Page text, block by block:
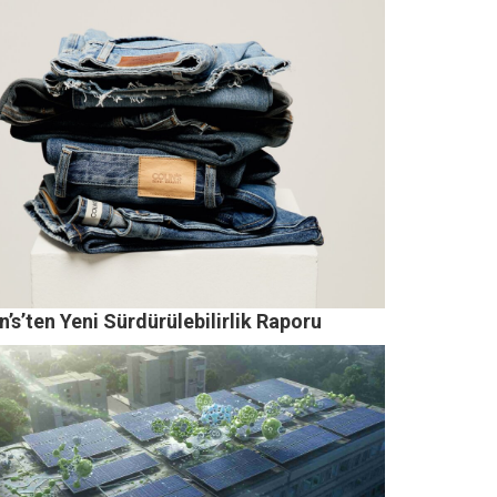
Yeni Sürdürülebilirlik Raporu